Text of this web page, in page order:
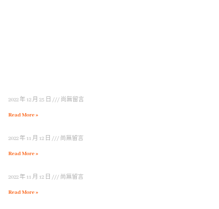
2022 年 12 月 25 日 尚無留言
Read More »
2022 年 11 月 12 日 尚無留言
Read More »
2022 年 11 月 12 日 尚無留言
Read More »